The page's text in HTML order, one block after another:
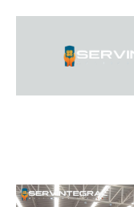
contenido